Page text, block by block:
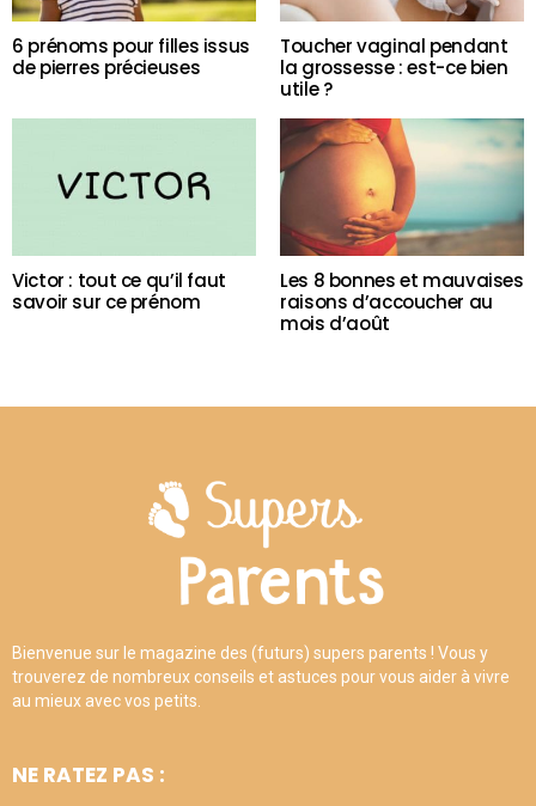
6 prénoms pour filles issus
de pierres précieuses
Toucher vaginal pendant
la grossesse : est-ce bien
utile ?
Victor : tout ce qu’il faut
savoir sur ce prénom
Les 8 bonnes et mauvaises
raisons d’accoucher au
mois d’août
Bienvenue sur le magazine des (futurs) supers parents ! Vous y
trouverez de nombreux conseils et astuces pour vous aider à vivre
au mieux avec vos petits.
NE RATEZ PAS :